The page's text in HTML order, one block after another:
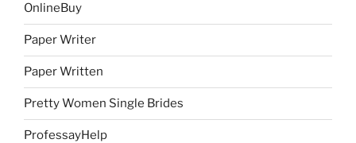
OnlineBuy
Paper Writer
Paper Written
Pretty Women Single Brides
ProfessayHelp